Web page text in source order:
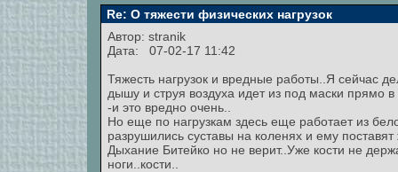
Re: О тяжести физических нагрузок
Автор: stranik
Дата: 07-02-17 11:42
Тяжесть нагрузок и вредные работы..Я сейчас
дышу и струя воздуха идет из под маски прямо в
-и это вредно очень..
Но еще по нагрузкам здесь еще работает из
разрушились суставы на коленях и ему
Дыхание Битейко но не верит..Уже кости не
ноги..кости..